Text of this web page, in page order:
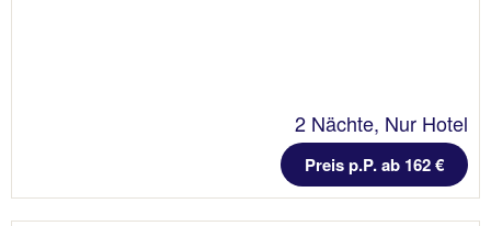
2 Nächte, Nur Hotel
Preis p.P. ab 162 €